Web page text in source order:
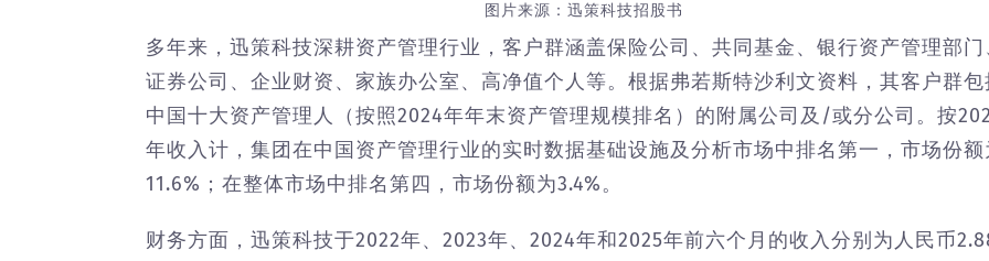
图片来源：迅策科技招股书
多年来，迅策科技深耕资产管理行业，客户群涵盖保险公司、共同基金、银行资产管理部门
证券公司、企业财资、家族办公室、高净值个人等。根据弗若斯特沙利文资料，其客户群包
中国十大资产管理人（按照2024年年末资产管理规模排名）的附属公司及/或分公司。按
年收入计，集团在中国资产管理行业的实时数据基础设施及分析市场中排名第一，市场份额
11.6%；在整体市场中排名第四，市场份额为3.4%。
财务方面，迅策科技于2022年、2023年、2024年和2025年前六个月的收入分别为人民币